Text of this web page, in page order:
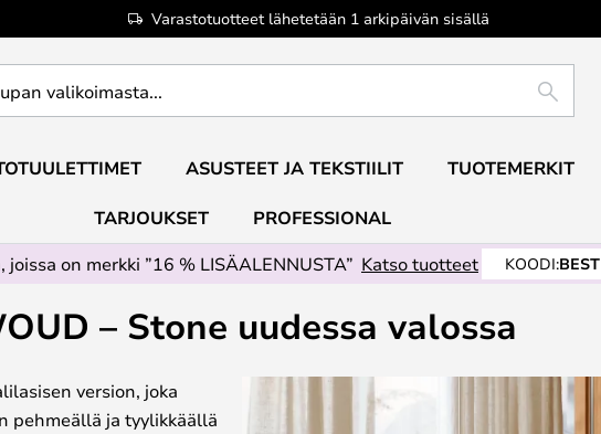
Varastotuotteet lähetetään 1 arkipäivän sisällä
ETSI
ASUSTEET JA TEKSTIILIT TUOTEMERKIT
TARJOUKSET
PROFESSIONAL
on merkki ”16 % LISÄALENNUSTA” Katso tuotteet KOODI:BEST
– Stone uudessa valossa
version, joka
pehmeällä ja tyylikkäällä